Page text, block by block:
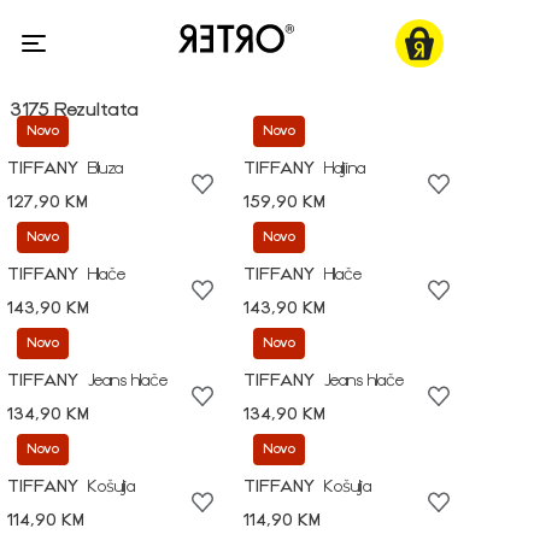
3175 Rezultata
Novo
TIFFANY
Bluza
127,90 KM
Novo
TIFFANY
Haljina
159,90 KM
Novo
TIFFANY
Hlače
143,90 KM
Novo
TIFFANY
Hlače
143,90 KM
Novo
TIFFANY
Jeans hlače
134,90 KM
Novo
TIFFANY
Jeans hlače
134,90 KM
Novo
TIFFANY
Košulja
114,90 KM
Novo
TIFFANY
Košulja
114,90 KM